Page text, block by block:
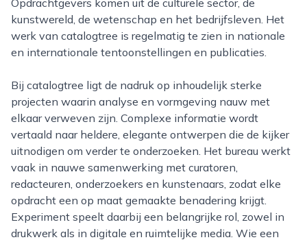
Opdrachtgevers komen uit de culturele sector, de
kunstwereld, de wetenschap en het bedrijfsleven. Het
werk van catalogtree is regelmatig te zien in nationale
en internationale tentoonstellingen en publicaties.
Bij catalogtree ligt de nadruk op inhoudelijk sterke
projecten waarin analyse en vormgeving nauw met
elkaar verweven zijn. Complexe informatie wordt
vertaald naar heldere, elegante ontwerpen die de kijker
uitnodigen om verder te onderzoeken. Het bureau werkt
vaak in nauwe samenwerking met curatoren,
redacteuren, onderzoekers en kunstenaars, zodat elke
opdracht een op maat gemaakte benadering krijgt.
Experiment speelt daarbij een belangrijke rol, zowel in
drukwerk als in digitale en ruimtelijke media. Wie een